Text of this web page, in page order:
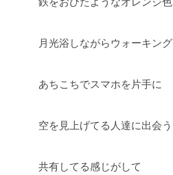
月光浴しながらウォーキング
あちこちでスマホを片手に
空を見上げてる人達に出会う
共有してる感じがして